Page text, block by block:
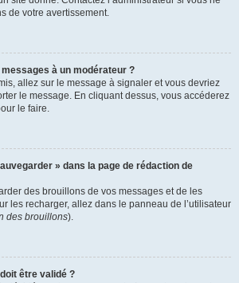
de votre avertissement.
à un modérateur ?
allez sur le message à signaler et vous devriez
le message. En cliquant dessus, vous accéderez
le faire.
» dans la page de rédaction de
des brouillons de vos messages et de les
les recharger, allez dans le panneau de l’utilisateur
des brouillons).
être validé ?